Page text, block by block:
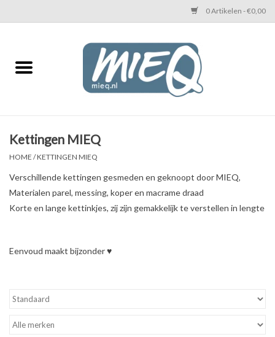
0 Artikelen - €0,00
Home
MIEQ's oorbellen
Love You Armband
MIEQ's Setjes
Kettingen MIEQ
HOME /KETTINGEN MIEQ
Verschillende kettingen gesmeden en geknoopt door MIEQ,
Materialen parel, messing, koper en macrame draad
Korte en lange kettinkjes, zij zijn gemakkelijk te verstellen in lengte
Eenvoud maakt bijzonder ♥